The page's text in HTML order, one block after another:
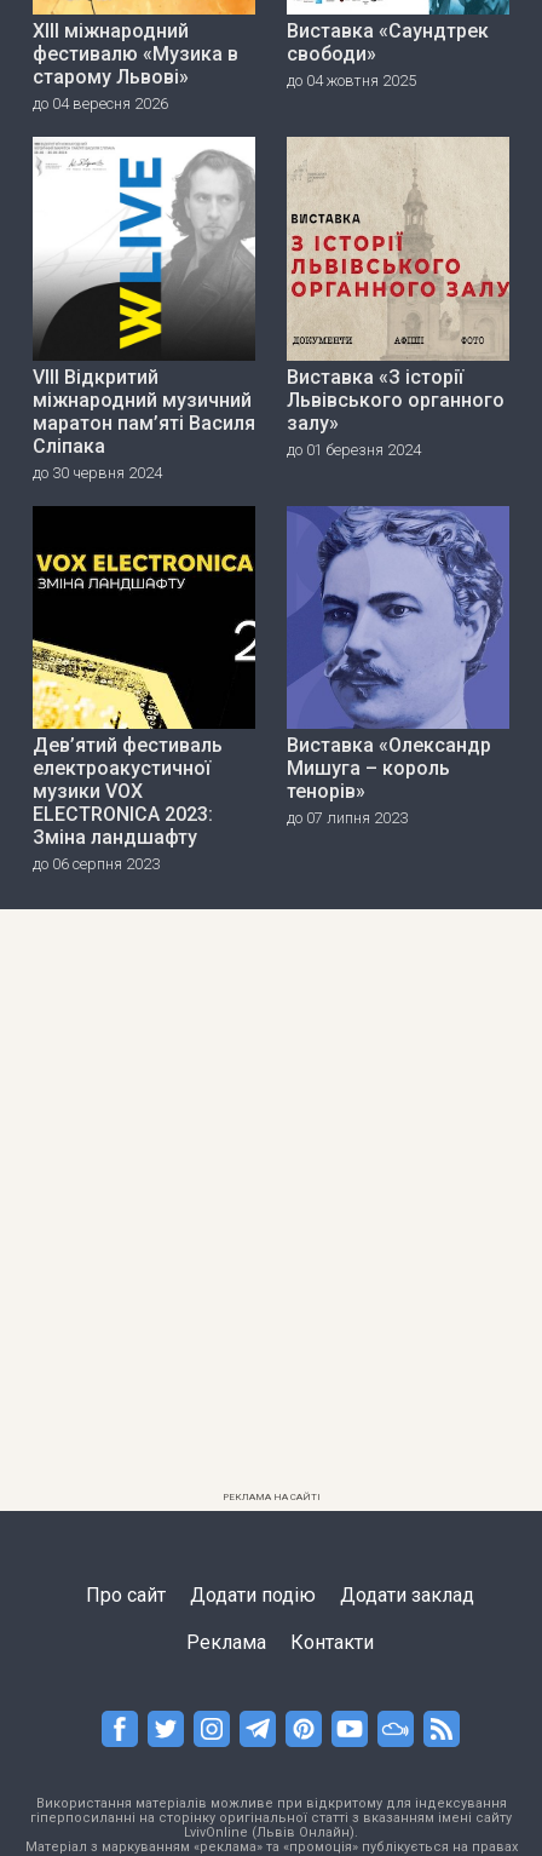
ХІІІ міжнародний
фестивалю «Музика в
старому Львові»
до 04 вересня 2026
Виставка «Саундтрек
свободи»
до 04 жовтня 2025
VIII Відкритий
міжнародний музичний
маратон пам’яті Василя
Сліпака
до 30 червня 2024
Виставка «З історії
Львівського органного
залу»
до 01 березня 2024
Дев’ятий фестиваль
електроакустичної
музики VOX
ELECTRONICA 2023:
Зміна ландшафту
до 06 серпня 2023
Виставка «Олександр
Мишуга – король
тенорів»
до 07 липня 2023
РЕКЛАМА НА САЙТІ
Про сайт Додати подію Додати заклад
Реклама Контакти
Використання матеріалів можливе при відкритому для індексування
гіперпосиланні на сторінку оригінальної статті з вказанням імені сайту
LvivOnline (Львів Онлайн).
Матеріал з маркуванням «реклама» та «промоція» публікується на правах